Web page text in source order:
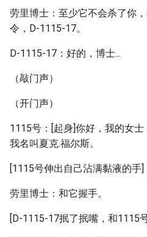
劳里博士：至少它不会杀了你
令，D-1115-17。
D-1115-17：好的，博士...
（敲门声）
（开门声）
1115号：[起身]你好，我的女士
我名叫夏克.福尔斯。
[1115号伸出自己沾满黏液的手]
劳里博士：和它握手。
[D-1115-17抿了抿嘴，和1115